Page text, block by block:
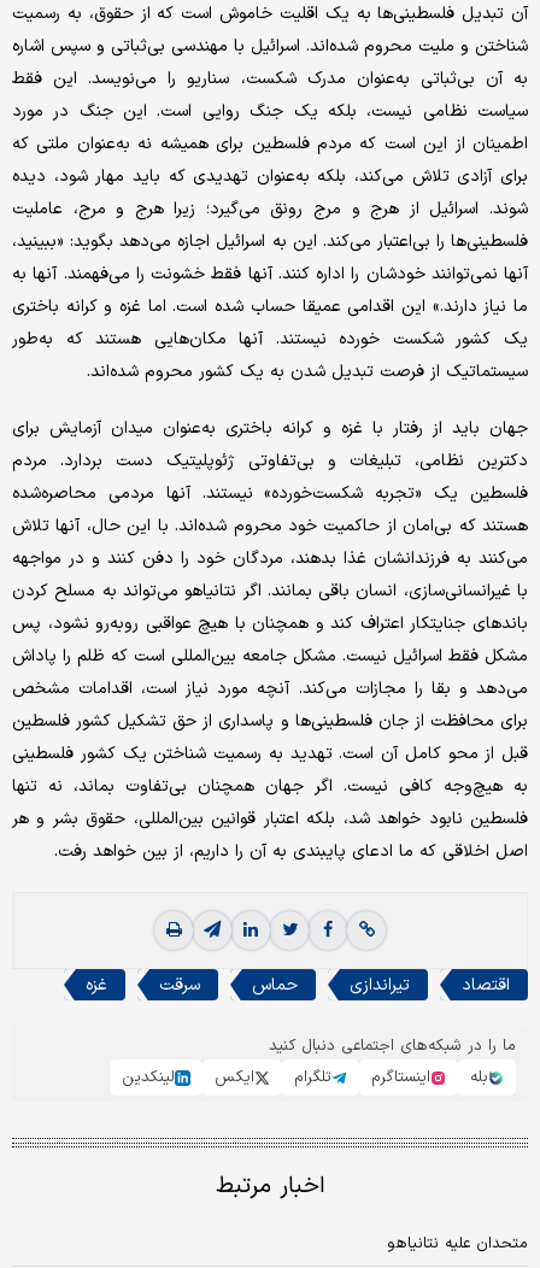
آن تبدیل فلسطینی‌ها به یک اقلیت خاموش است که از حقوق، به رسمیت
شناختن و ملیت محروم شده‌اند. اسرائیل با مهندسی بی‌ثباتی و سپس اشاره
به آن بی‌ثباتی به‌عنوان مدرک شکست، سناریو را می‌نویسد. این فقط
سیاست نظامی نیست، بلکه یک جنگ روایی است. این جنگ در مورد
اطمینان از این است که مردم فلسطین برای همیشه نه به‌عنوان ملتی که
برای آزادی تلاش می‌کند، بلکه به‌عنوان تهدیدی که باید مهار شود، دیده
شوند. اسرائیل از هرج و مرج رونق می‌گیرد؛ زیرا هرج و مرج، عاملیت
فلسطینی‌ها را بی‌اعتبار می‌کند. این به اسرائیل اجازه می‌دهد بگوید: «ببینید،
آنها نمی‌توانند خودشان را اداره کنند. آنها فقط خشونت را می‌فهمند. آنها به
ما نیاز دارند.» این اقدامی عمیقا حساب شده است. اما غزه و کرانه باختری
یک کشور شکست خورده نیستند. آنها مکان‌هایی هستند که به‌طور
سیستماتیک از فرصت تبدیل شدن به یک کشور محروم شده‌اند.
جهان باید از رفتار با غزه و کرانه باختری به‌عنوان میدان آزمایش برای
دکترین نظامی، تبلیغات و بی‌تفاوتی ژئوپلیتیک دست بردارد. مردم
فلسطین یک «تجربه شکست‌خورده» نیستند. آنها مردمی محاصره‌شده
هستند که بی‌امان از حاکمیت خود محروم شده‌اند. با این حال، آنها تلاش
می‌کنند به فرزندانشان غذا بدهند، مردگان خود را دفن کنند و در مواجهه
با غیرانسانی‌سازی، انسان باقی بمانند. اگر نتانیاهو می‌تواند به مسلح کردن
باندهای جنایتکار اعتراف کند و همچنان با هیچ عواقبی روبه‌رو نشود، پس
مشکل فقط اسرائیل نیست. مشکل جامعه بین‌المللی است که ظلم را پاداش
می‌دهد و بقا را مجازات می‌کند. آنچه مورد نیاز است، اقدامات مشخص
برای محافظت از جان فلسطینی‌ها و پاسداری از حق تشکیل کشور فلسطین
قبل از محو کامل آن است. تهدید به رسمیت شناختن یک کشور فلسطینی
به هیچ‌وجه کافی نیست. اگر جهان همچنان بی‌تفاوت بماند، نه تنها
فلسطین نابود خواهد شد، بلکه اعتبار قوانین بین‌المللی، حقوق بشر و هر
اصل اخلاقی که ما ادعای پایبندی به آن را داریم، از بین خواهد رفت.
اقتصاد تیراندازی حماس سرقت غزه
ما را در شبکه‌های اجتماعی دنبال کنید
بله
اینستاگرم تلگرام ایکس لینکدین
اخبار مرتبط
متحدان علیه نتانیاهو